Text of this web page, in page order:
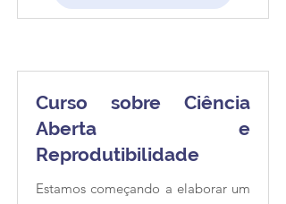
Curso sobre Ciência
Aberta e
Reprodutibilidade
Estamos começando a elaborar um